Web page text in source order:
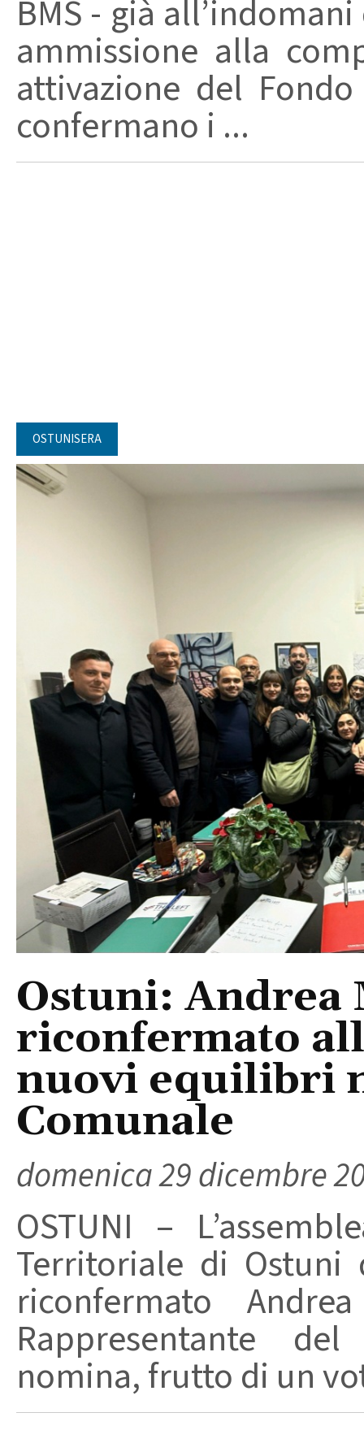
BMS - già
ammissione alla
attivazione del
confermano i ...
OSTUNISERA
Ostuni: Andrea
riconfermato
nuovi equilibri
Comunale
domenica 29 dicembre
OSTUNI –
Territoriale di
riconfermato
Rappresentante
nomina, frutto di un